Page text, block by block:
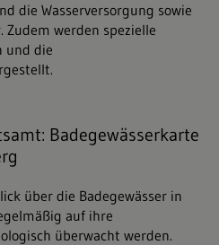
die Wasserversorgung sowie
Zudem werden spezielle
und die
Badegewässerkarte
über die Badegewässer in
auf ihre
überwacht werden.